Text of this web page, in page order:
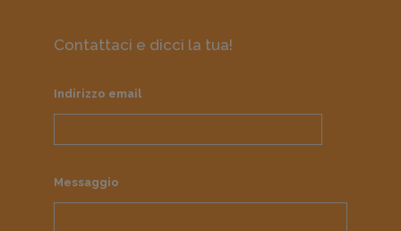
Contattaci e dicci la tua!
Indirizzo email
Messaggio